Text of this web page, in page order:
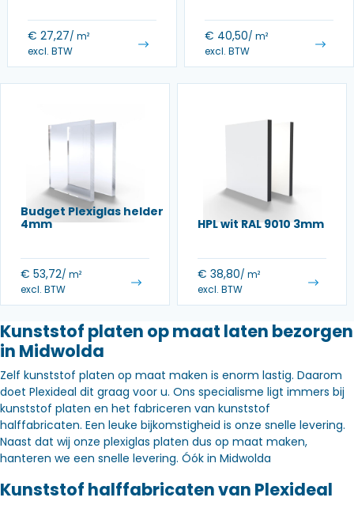
€ 27,27/ m²
excl. BTW
€ 40,50/ m²
excl. BTW
Budget Plexiglas helder
4mm
€ 53,72/ m²
excl. BTW
HPL wit RAL 9010 3mm
€ 38,80/ m²
excl. BTW
Kunststof platen op maat laten bezorgen
in Midwolda
Zelf kunststof platen op maat maken is enorm lastig. Daarom
doet Plexideal dit graag voor u. Ons specialisme ligt immers bij
kunststof platen en het fabriceren van kunststof
halffabricaten. Een leuke bijkomstigheid is onze snelle levering.
Naast dat wij onze plexiglas platen dus op maat maken,
hanteren we een snelle levering. Óók in Midwolda
Kunststof halffabricaten van Plexideal